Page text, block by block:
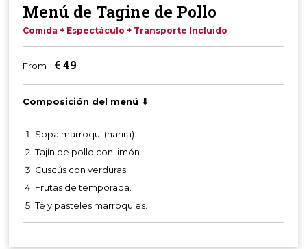
Menú de Tagine de Pollo
Comida + Espectáculo + Transporte Incluido
From € 49
Composición del menú ⇓
Sopa marroquí (harira).
Tajín de pollo con limón.
Cuscús con verduras.
Frutas de temporada.
Té y pasteles marroquíes.